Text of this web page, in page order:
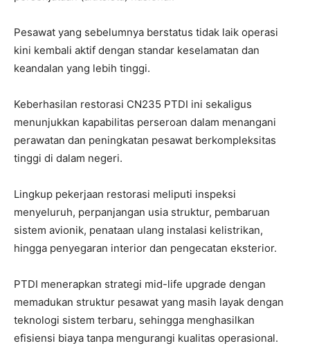
Pesawat yang sebelumnya berstatus tidak laik operasi
kini kembali aktif dengan standar keselamatan dan
keandalan yang lebih tinggi.
Keberhasilan restorasi CN235 PTDI ini sekaligus
menunjukkan kapabilitas perseroan dalam menangani
perawatan dan peningkatan pesawat berkompleksitas
tinggi di dalam negeri.
Lingkup pekerjaan restorasi meliputi inspeksi
menyeluruh, perpanjangan usia struktur, pembaruan
sistem avionik, penataan ulang instalasi kelistrikan,
hingga penyegaran interior dan pengecatan eksterior.
PTDI menerapkan strategi mid-life upgrade dengan
memadukan struktur pesawat yang masih layak dengan
teknologi sistem terbaru, sehingga menghasilkan
efisiensi biaya tanpa mengurangi kualitas operasional.